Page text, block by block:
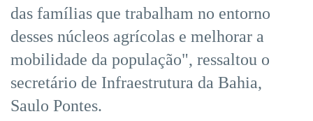
das famílias que trabalham no entorno
desses núcleos agrícolas e melhorar a
mobilidade da população", ressaltou o
secretário de Infraestrutura da Bahia,
Saulo Pontes.